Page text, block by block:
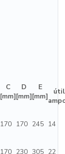
C
[mm]
D
[mm]
E
[mm]
útil
170 170 245 14
170 230 305 22